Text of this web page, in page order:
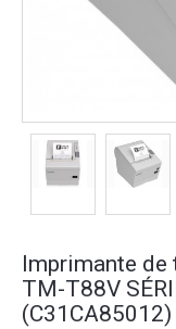
Imprimante de
TM-T88V
(C31CA85012)